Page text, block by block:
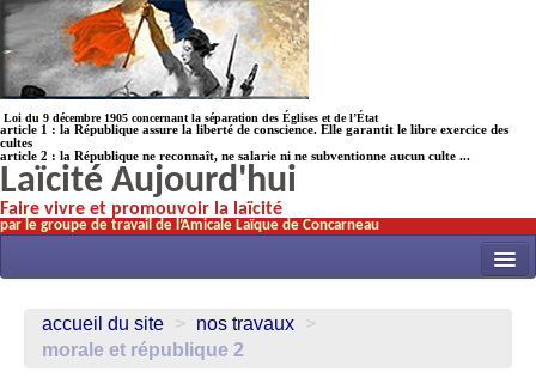
Loi du 9 décembre 1905 concernant la séparation des Églises et de l’État
article 1 : la République assure la liberté de conscience. Elle garantit le libre exercice des
cultes
article 2 : la République ne reconnaît, ne salarie ni ne subventionne aucun culte ...
Laïcité Aujourd'hui
Faire vivre et promouvoir la laïcité
par le groupe de travail de l’Amicale Laïque de Concarneau
ACTUALITÉS
accueil du site > nos travaux >
morale et république 2